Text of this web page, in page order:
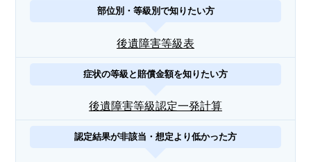
部位別・等級別で知りたい方
後遺障害等級表
症状の等級と賠償金額を知りたい方
後遺障害等級認定一発計算
認定結果が非該当・想定より低かった方